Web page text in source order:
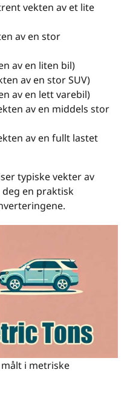
vekten av et lite
av en stor
av en liten bil)
av en stor SUV)
av en lett varebil)
av en middels stor
av en fullt lastet
typiske vekter av
en praktisk
i metriske